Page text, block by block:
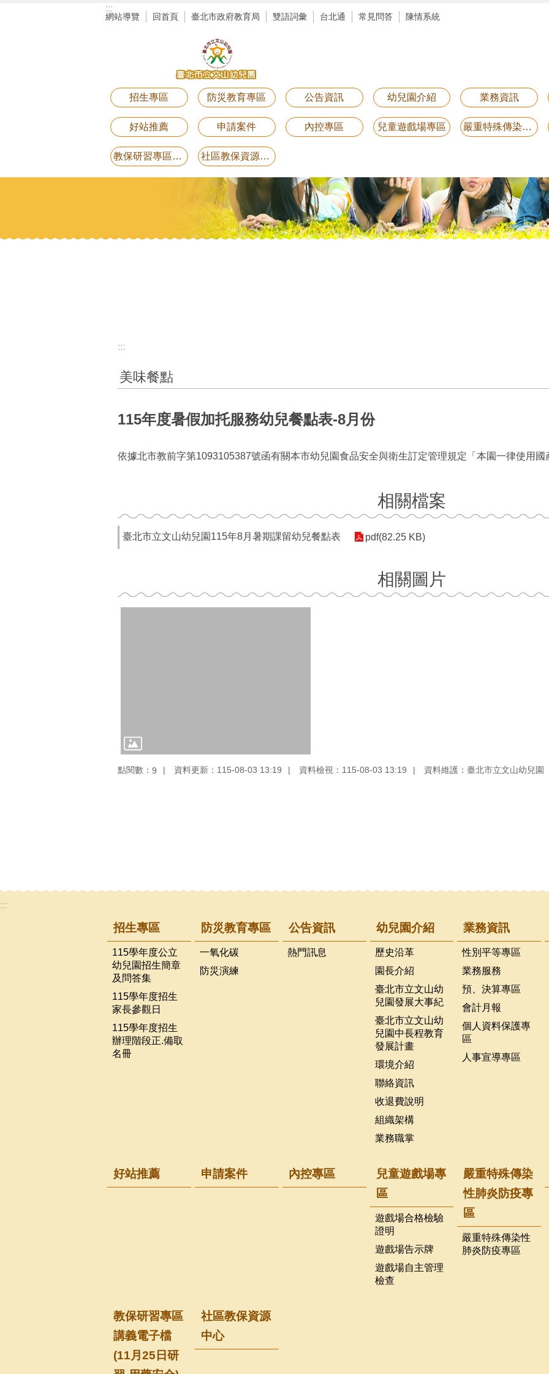
:::
網站導覽 回首頁 臺北市政府教育局 雙語詞彙 台北通 常見問答 陳情系統
招生專區 防災教育專區 公告資訊 幼兒園介紹 業務資訊
好站推薦 申請案件 內控專區 兒童遊戲場專區 嚴重特殊傳染性肺炎防疫專區
教保研習專區講義電子檔(11月25日研習-用藥安全) 社區教保資源中心
:::
美味餐點
115年度暑假加托服務幼兒餐點表-8月份
依據北市教前字第1093105387號函有關本市幼兒園食品安全與衛生訂定管理規定「本園一律使用國
相關檔案
臺北市立文山幼兒園115年8月暑期課留幼兒餐點表 pdf(82.25 KB)
相關圖片
點閱數： 9 資料更新：115-08-03 13:19 資料檢視：115-08-03 13:19 資料維護：臺北市立文山幼兒園
:::
招生專區
115學年度公立
幼兒園招生簡章
及問答集
115學年度招生
家長參觀日
115學年度招生
辦理階段正.備取
名冊
防災教育專區
一氧化碳
防災演練
公告資訊
熱門訊息
幼兒園介紹
歷史沿革
園長介紹
臺北市立文山幼
兒園發展大事紀
臺北市立文山幼
兒園中長程教育
發展計畫
環境介紹
聯絡資訊
收退費說明
組織架構
業務職掌
業務資訊
性別平等專區
業務服務
預、決算專區
會計月報
個人資料保護專
區
人事宣導專區
好站推薦 申請案件 內控專區
兒童遊戲場專
區
遊戲場合格檢驗
證明
遊戲場告示牌
遊戲場自主管理
檢查
嚴重特殊傳染
性肺炎防疫專
區
嚴重特殊傳染性
肺炎防疫專區
教保研習專區
講義電子檔
(11月25日研
社區教保資源
中心